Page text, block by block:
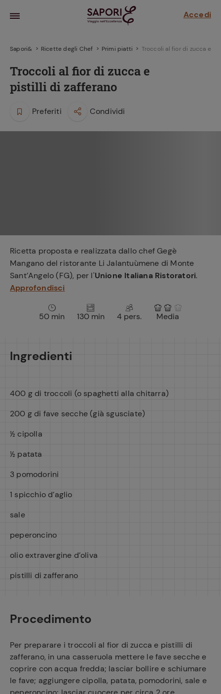
Accedi
Sapori& Ricette degli Chef Primi piatti Troccoli al fior di zucca e
Troccoli al fior di zucca e
pistilli di zafferano
Preferiti Condividi
Ricetta proposta e realizzata dallo chef Gegè
Mangano del ristorante Li Jalantuùmene di Monte
Sant’Angelo (FG), per l'Unione Italiana Ristoratori.
Approfondisci
50 min 130 min 4 pers. Media
Ingredienti
400 g di troccoli (o spaghetti alla chitarra)
200 g di fave secche (già sgusciate)
½ cipolla
½ patata
3 pomodorini
1 spicchio d’aglio
sale
peperoncino
olio extravergine d’oliva
pistilli di zafferano
Procedimento
Per preparare i troccoli al fior di zucca e pistilli di
zafferano, in una casseruola mettere le fave secche e
coprire con acqua fredda; lasciar bollire e schiumare
le fave; aggiungere cipolla, patata, pomodorini, sale e